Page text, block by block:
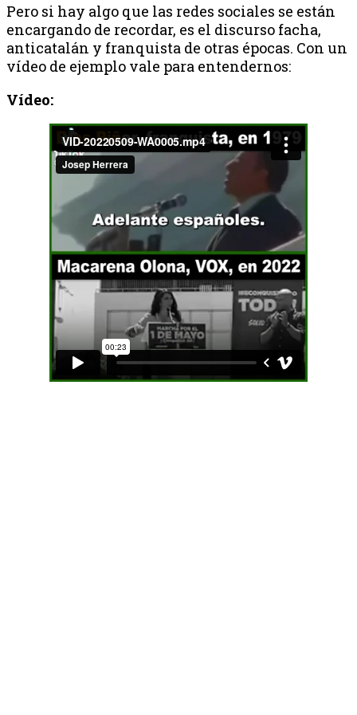
Pero si hay algo que las redes sociales se están
encargando de recordar, es el discurso facha,
anticatalán y franquista de otras épocas. Con un
vídeo de ejemplo vale para entendernos:
Vídeo: